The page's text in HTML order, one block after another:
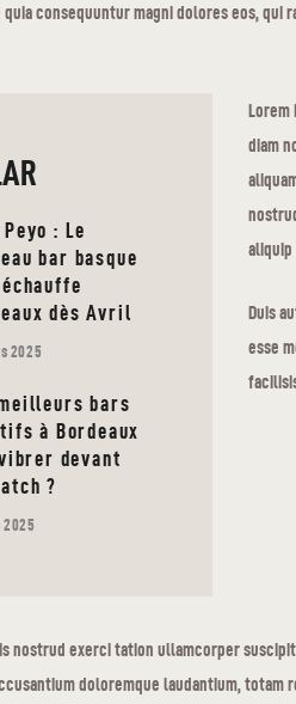
consequuntur magni dolores eos,
: Le
bar basque
dès Avril
2025
bars
à Bordeaux
devant
?
Lorem
diam
aliquip
Duis
esse
nostrud exerci tation ullamcorper
doloremque laudantium, totam